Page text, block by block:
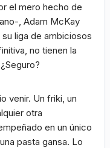
el mero hecho de
, Adam McKay
liga de ambiciosos
no tienen la
venir. Un friki, un
otra
en un único
pasta gansa. Lo